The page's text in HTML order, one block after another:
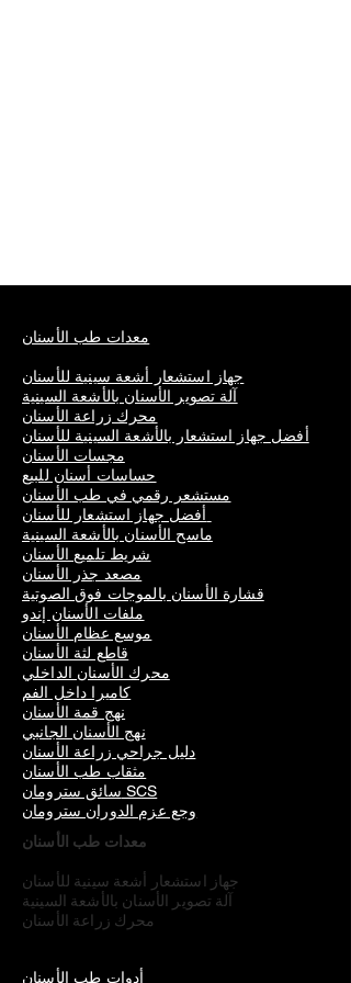
معدات طب الأسنان
جهاز استشعار أشعة سينية للأسنان
آلة تصوير الأسنان بالأشعة السينية
محرك زراعة الأسنان
أفضل جهاز استشعار بالأشعة السينية للأسنان
مجسات الأسنان
حساسات أسنان للبيع
مستشعر رقمي في طب الأسنان
ماسح الأسنان بالأشعة السينية
شريط تلميع الأسنان
مصعد جذر الأسنان
قشارة الأسنان بالموجات فوق الصوتية
ملفات الأسنان إندو
موسع عظام الأسنان
قاطع لثة الأسنان
محرك الأسنان الداخلي
كاميرا داخل الفم
نهج قمة الأسنان
نهج الأسنان الجانبي
دليل جراحي زراعة الأسنان
مثقاب طب الأسنان
سائق سترومان SCS
وجع عزم الدوران سترومان
معدات طب الأسنان
جهاز استشعار أشعة سينية للأسنان
آلة تصوير الأسنان بالأشعة السينية
محرك زراعة الأسنان
أدوات طب الأسنان